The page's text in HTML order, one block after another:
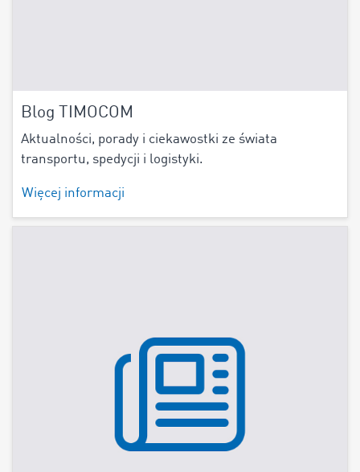
Blog TIMOCOM
Aktualności, porady i ciekawostki ze świata
transportu, spedycji i logistyki.
Więcej informacji